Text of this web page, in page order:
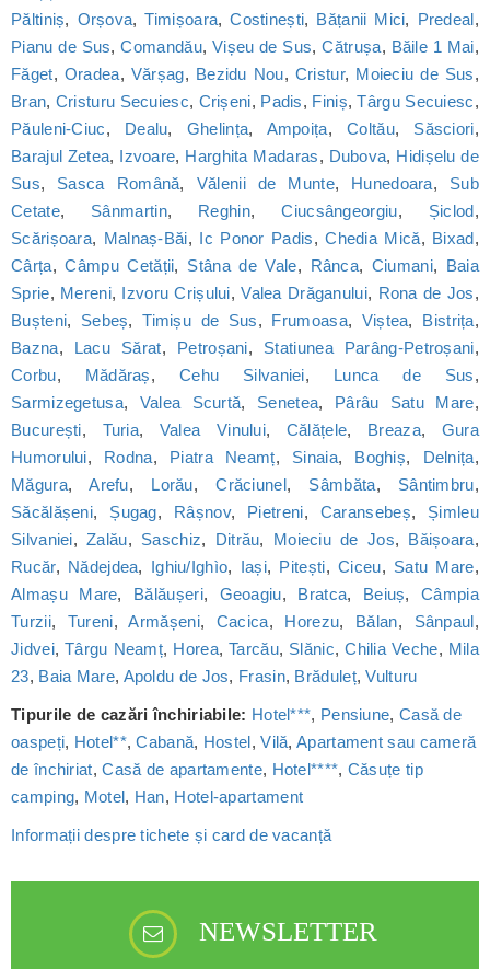
Păltiniș, Orșova,Timișoara,Costinești, Bățanii Mici, Predeal,
Pianu de Sus,Comandău, Vișeu de Sus,Cătrușa, Băile 1 Mai,
Făget, Oradea, Vărșag, Bezidu Nou, Cristur, Moieciu de Sus,
Bran, Cristuru Secuiesc, Crișeni, Padis, Finiș,Târgu Secuiesc,
Păuleni-Ciuc, Dealu, Ghelința, Ampoița,Coltău, Săsciori,
Barajul Zetea, Izvoare, Harghita Madaras, Dubova, Hidișelu de
Sus, Sasca Română, Vălenii de Munte, Hunedoara, Sub
Cetate, Sânmartin, Reghin,Ciucsângeorgiu, Șiclod,
Scărișoara, Malnaș-Băi, Ic Ponor Padis,Chedia Mică, Bixad,
Cârța,Câmpu Cetății, Stâna de Vale, Rânca, Ciumani, Baia
Sprie, Mereni, Izvoru Crișului,Valea Drăganului, Rona de Jos,
Bușteni, Sebeș,Timișu de Sus, Frumoasa, Viștea, Bistrița,
Bazna, Lacu Sărat, Petroșani, Statiunea Parâng-Petroșani,
Corbu, Mădăraș, Cehu Silvaniei, Lunca de Sus,
Sarmizegetusa, Valea Scurtă, Senetea, Pârâu Satu Mare,
București, Turia, Valea Vinului, Călățele, Breaza, Gura
Humorului, Rodna, Piatra Neamț, Sinaia, Boghiș, Delnița,
Măgura,Arefu, Lorău,Crăciunel, Sâmbăta, Sântimbru,
Săcălășeni, Șugag, Râșnov, Pietreni, Caransebeș, Șimleu
Silvaniei,Zalău, Saschiz, Ditrău, Moieciu de Jos, Băișoara,
Rucăr, Nădejdea, Ighiu/Ighìo, Iași, Pitești,Ciceu, Satu Mare,
Almașu Mare, Bălăușeri, Geoagiu, Bratca, Beiuș,Câmpia
Turzii, Tureni,Armășeni, Cacica, Horezu, Bălan, Sânpaul,
Jidvei,Târgu Neamț, Horea,Tarcău, Slănic,Chilia Veche, Mila
23, Baia Mare, Apoldu de Jos, Frasin, Brăduleț,Vulturu
Tipurile de cazări închiriabile: Hotel***, Pensiune, Casă de
oaspeți, Hotel**,Cabană, Hostel,Vilă,Apartament sau cameră
de închiriat,Casă de apartamente, Hotel****, Căsuțe tip
camping, Motel, Han, Hotel-apartament
Informații despre tichete și card de vacanță
NEWSLETTER